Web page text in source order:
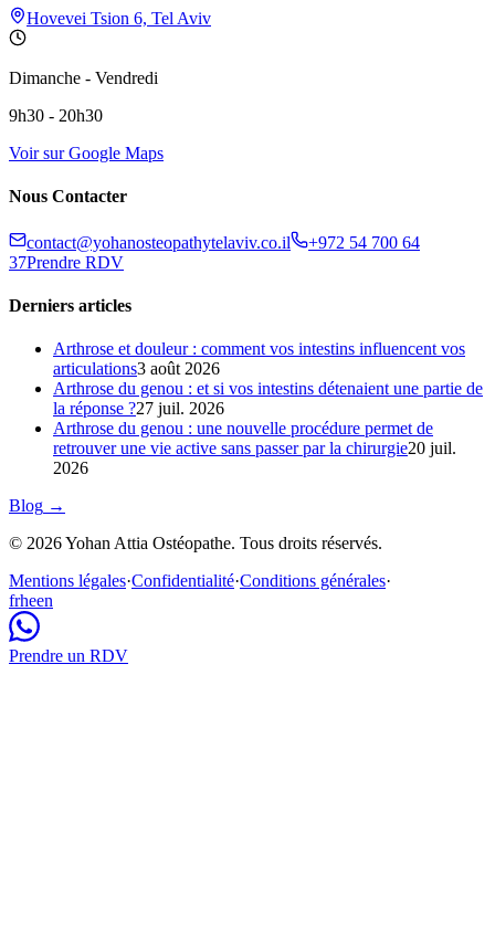
Hovevei Tsion 6, Tel Aviv
Dimanche - Vendredi
9h30 - 20h30
Voir sur Google Maps
Nous Contacter
contact@yohanosteopathytelaviv.co.il
+972 54 700 64
37Prendre RDV
Derniers articles
Arthrose et douleur : comment vos intestins influencent vos
articulations3 août 2026
Arthrose du genou : et si vos intestins détenaient une partie de
la réponse ?27 juil. 2026
Arthrose du genou : une nouvelle procédure permet de
retrouver une vie active sans passer par la chirurgie20 juil.
2026
Blog →
© 2026 Yohan Attia Ostéopathe. Tous droits réservés.
Mentions légales·Confidentialité·Conditions générales·
frheen
Prendre un RDV